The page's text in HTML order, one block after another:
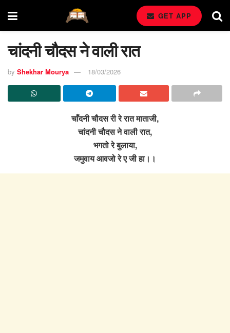
GET APP
चांदनी चौदस ने वाली रात
by Shekhar Mourya 18/03/2026
चाँदनी चौदस री रे रात माताजी,
चांदनी चौदस ने वाली रात,
भगतो रे बुलाया,
जमुवाय आवजो रे ए जी हा।।